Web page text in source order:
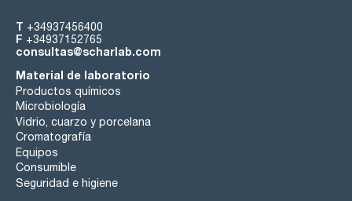
T +34937456400
F +34937152765
consultas@scharlab.com
Material de laboratorio
Productos químicos
Microbiología
Vidrio, cuarzo y porcelana
Cromatografía
Equipos
Consumible
Seguridad e higiene